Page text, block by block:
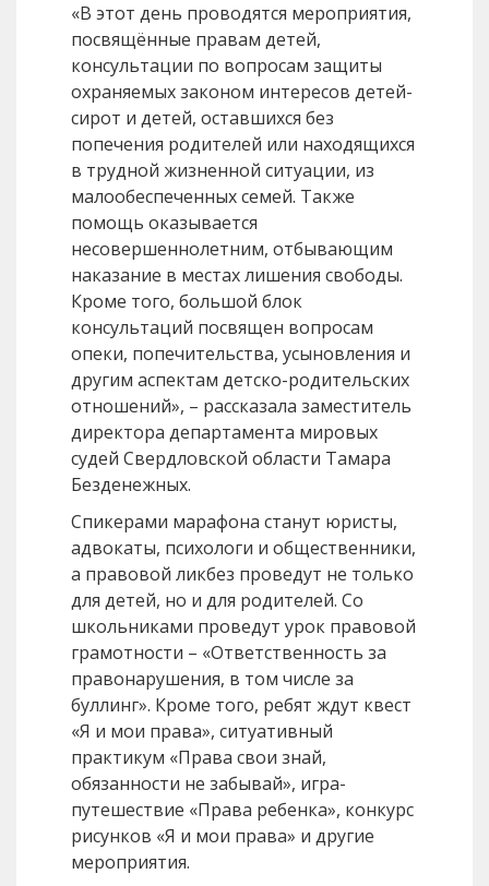
«В этот день проводятся мероприятия,
посвящённые правам детей,
консультации по вопросам защиты
охраняемых законом интересов детей-
сирот и детей, оставшихся без
попечения родителей или находящихся
в трудной жизненной ситуации, из
малообеспеченных семей. Также
помощь оказывается
несовершеннолетним, отбывающим
наказание в местах лишения свободы.
Кроме того, большой блок
консультаций посвящен вопросам
опеки, попечительства, усыновления и
другим аспектам детско-родительских
отношений», – рассказала заместитель
директора департамента мировых
судей Свердловской области Тамара
Безденежных.
Спикерами марафона станут юристы,
адвокаты, психологи и общественники,
а правовой ликбез проведут не только
для детей, но и для родителей. Со
школьниками проведут урок правовой
грамотности – «Ответственность за
правонарушения, в том числе за
буллинг». Кроме того, ребят ждут квест
«Я и мои права», ситуативный
практикум «Права свои знай,
обязанности не забывай», игра-
путешествие «Права ребенка», конкурс
рисунков «Я и мои права» и другие
мероприятия.